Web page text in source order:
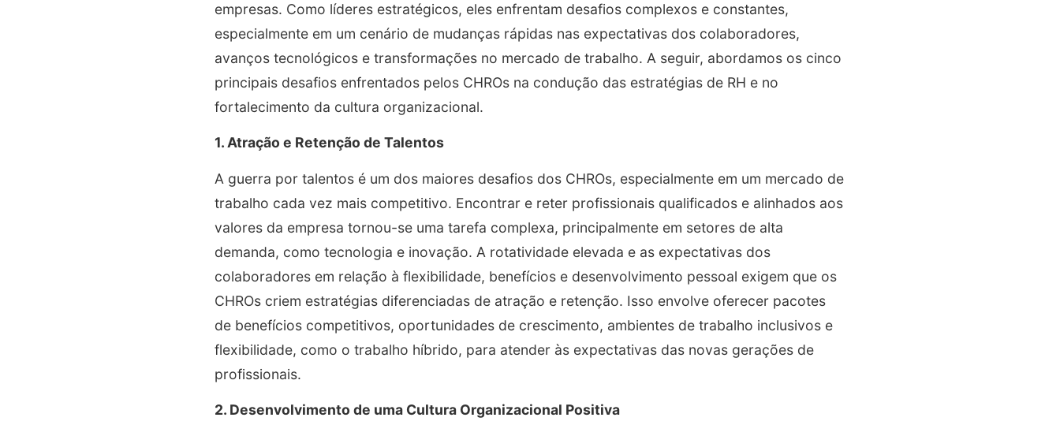
empresas. Como líderes estratégicos, eles enfrentam desafios complexos e constantes,
especialmente em um cenário de mudanças rápidas nas expectativas dos colaboradores,
avanços tecnológicos e transformações no mercado de trabalho. A seguir, abordamos os cinco
principais desafios enfrentados pelos CHROs na condução das estratégias de RH e no
fortalecimento da cultura organizacional.
1. Atração e Retenção de Talentos
A guerra por talentos é um dos maiores desafios dos CHROs, especialmente em um mercado de
trabalho cada vez mais competitivo. Encontrar e reter profissionais qualificados e alinhados aos
valores da empresa tornou-se uma tarefa complexa, principalmente em setores de alta
demanda, como tecnologia e inovação. A rotatividade elevada e as expectativas dos
colaboradores em relação à flexibilidade, benefícios e desenvolvimento pessoal exigem que os
CHROs criem estratégias diferenciadas de atração e retenção. Isso envolve oferecer pacotes
de benefícios competitivos, oportunidades de crescimento, ambientes de trabalho inclusivos e
flexibilidade, como o trabalho híbrido, para atender às expectativas das novas gerações de
profissionais.
2. Desenvolvimento de uma Cultura Organizacional Positiva